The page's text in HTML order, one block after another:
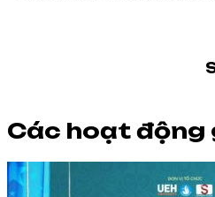
Các hoạt động